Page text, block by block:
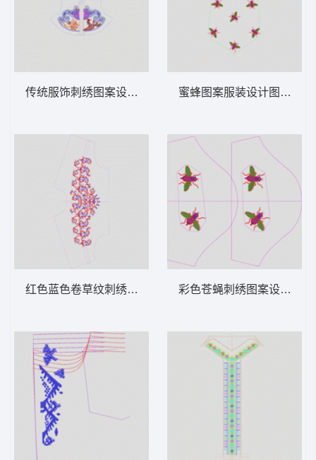
传统服饰刺绣图案设计图 龙凤吉祥民族
红色蓝色卷草纹刺绣图案 抽象条曲线
蜜蜂图案服装设计图 苍蝇
彩色苍蝇刺绣图案设计图